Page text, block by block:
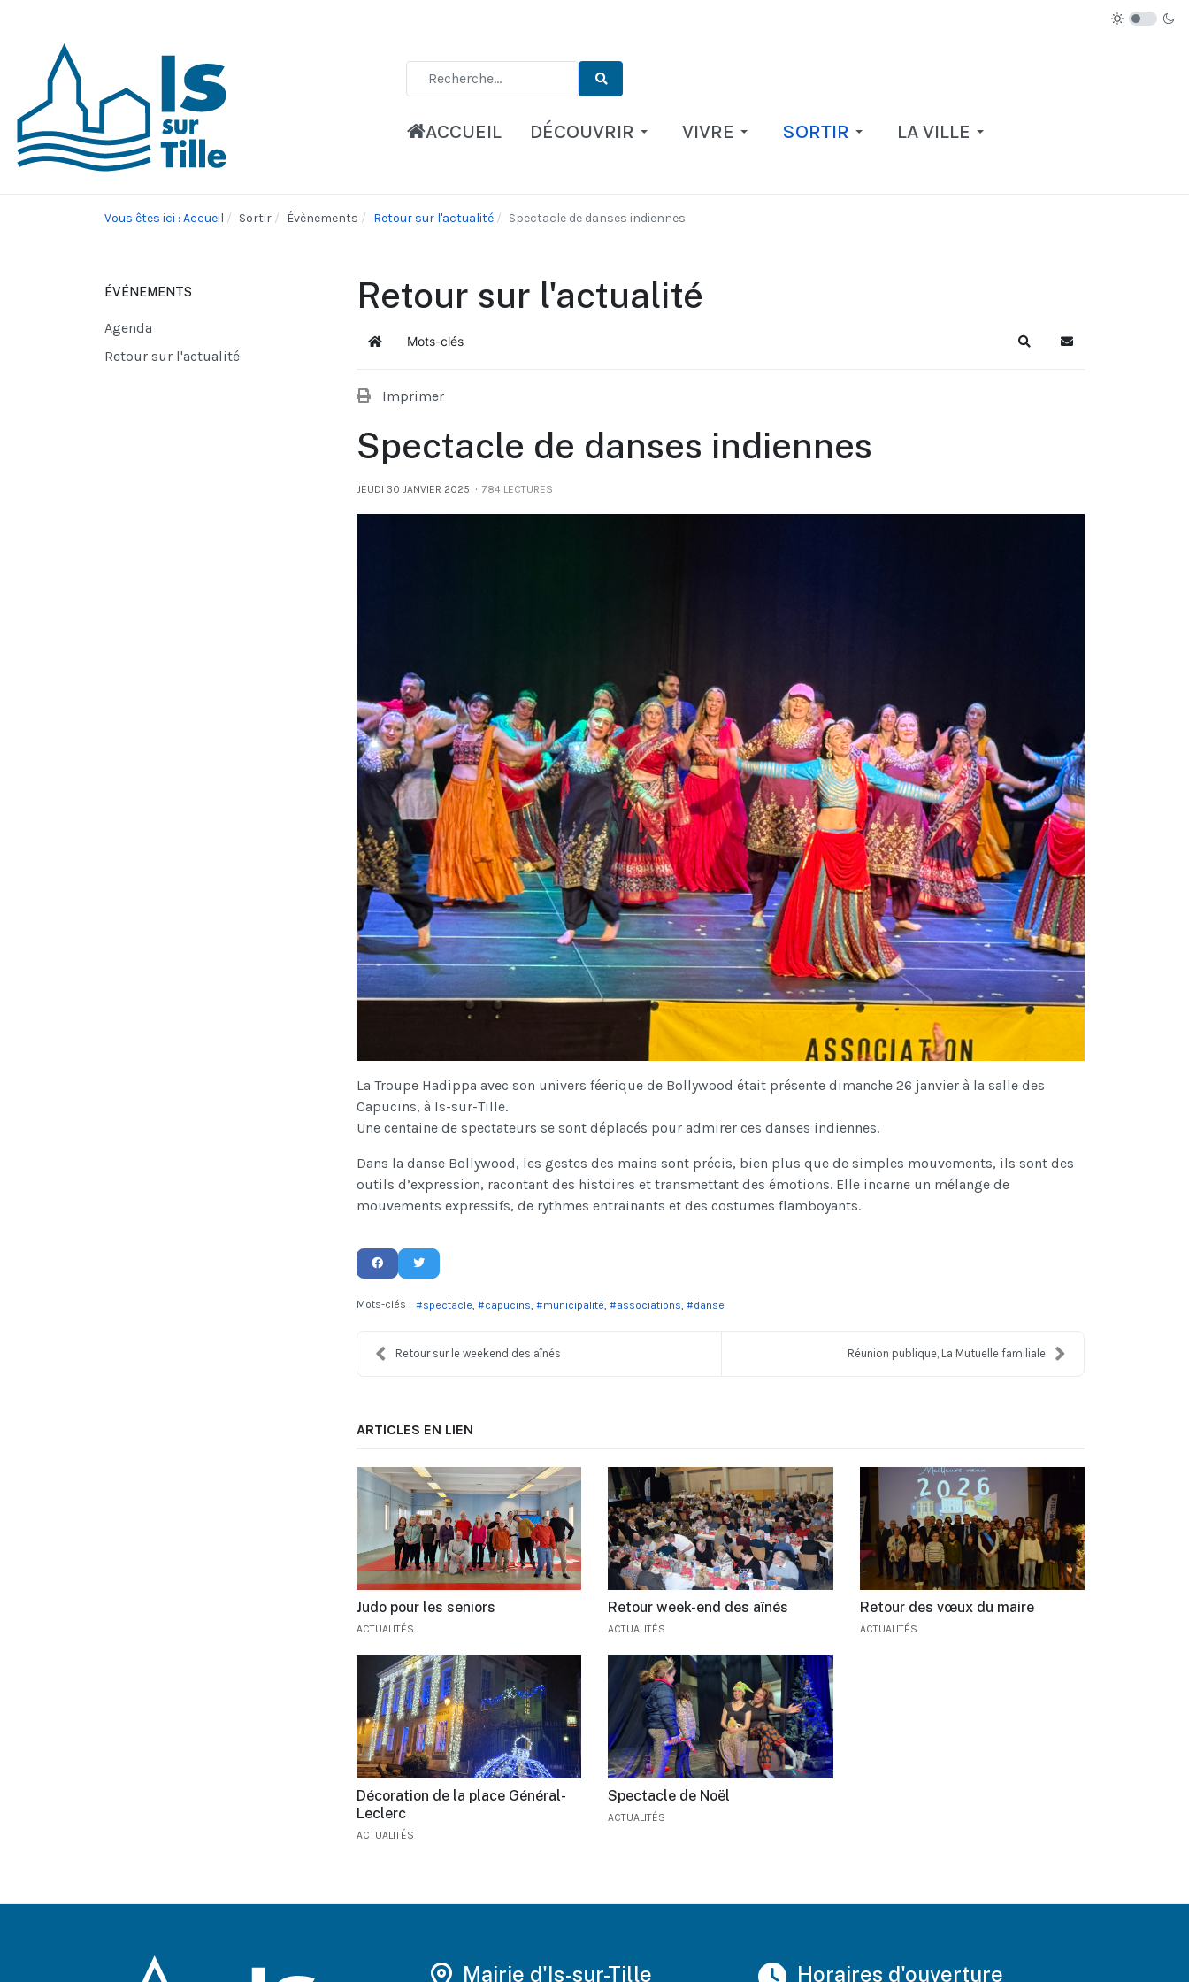
ACCUEIL DÉCOUVRIR VIVRE SORTIR LA VILLE
Vous êtes ici : Accueil Sortir Évènements Retour sur l'actualité Spectacle de danses indiennes
Retour sur l'actualité
AccueilMots-clés RechercheS'abonner au blog
Imprimer
Spectacle de danses indiennes
JEUDI 30 JANVIER 2025 784 LECTURES
La Troupe Hadippa avec son univers féerique de Bollywood était présente dimanche 26 janvier à la salle des
Capucins, à Is-sur-Tille.
Une centaine de spectateurs se sont déplacés pour admirer ces danses indiennes.
Dans la danse Bollywood, les gestes des mains sont précis, bien plus que de simples mouvements, ils sont des
outils d’expression, racontant des histoires et transmettant des émotions. Elle incarne un mélange de
mouvements expressifs, de rythmes entrainants et des costumes flamboyants.
Mots-clés : spectacle capucins municipalité associations danse
Retour sur le weekend des aînés Réunion publique, La Mutuelle familiale
ARTICLES EN LIEN
Judo pour les seniors
ACTUALITÉS
Retour week-end des aînés
ACTUALITÉS
Retour des vœux du maire
ACTUALITÉS
Décoration de la place Général-
Leclerc
ACTUALITÉS
Spectacle de Noël
ACTUALITÉS
ÉVÉNEMENTS
Agenda
Retour sur l'actualité
Mairie d'Is-sur-Tille Horaires d'ouverture